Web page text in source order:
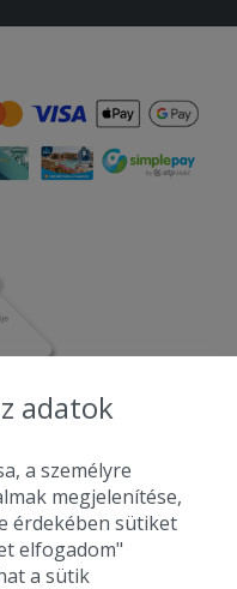
adatok
a személyre
megjelenítése,
érdekében sütiket
elfogadom"
a sütik